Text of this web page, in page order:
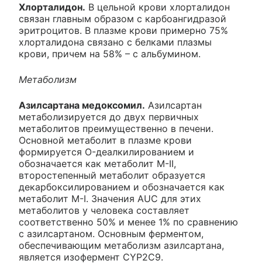
Хлорталидон. В цельной крови хлорталидон
связан главным образом с карбоангидразой
эритроцитов. В плазме крови примерно 75%
хлорталидона связано с белками плазмы
крови, причем на 58% – с альбумином.
Метаболизм
Азилсартана медоксомил. Азилсартан
метаболизируется до двух первичных
метаболитов преимущественно в печени.
Основной метаболит в плазме крови
формируется O-деалкилированием и
обозначается как метаболит М-II,
второстепенный метаболит образуется
декарбоксилированием и обозначается как
метаболит М-I. Значения AUC для этих
метаболитов у человека составляет
соответственно 50% и менее 1% по сравнению
с азилсартаном. Основным ферментом,
обеспечивающим метаболизм азилсартана,
является изофермент CYP2C9.